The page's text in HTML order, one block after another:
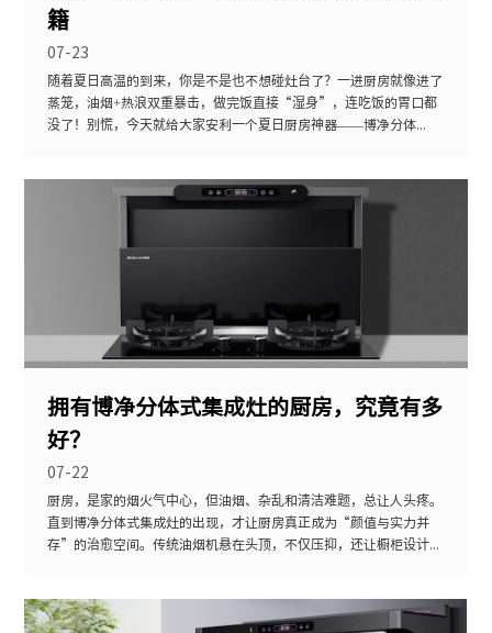
籍
07-23
随着夏日高温的到来，你是不是也不想碰灶台了？一进厨房就像进了
蒸笼，油烟+热浪双重暴击，做完饭直接“湿身”，连吃饭的胃口都
没了！别慌，今天就给大家安利一个夏日厨房神器——博净分体...
拥有博净分体式集成灶的厨房，究竟有多
好？
07-22
厨房，是家的烟火气中心，但油烟、杂乱和清洁难题，总让人头疼。
直到博净分体式集成灶的出现，才让厨房真正成为“颜值与实力并
存”的治愈空间。传统油烟机悬在头顶，不仅压抑，还让橱柜设计...